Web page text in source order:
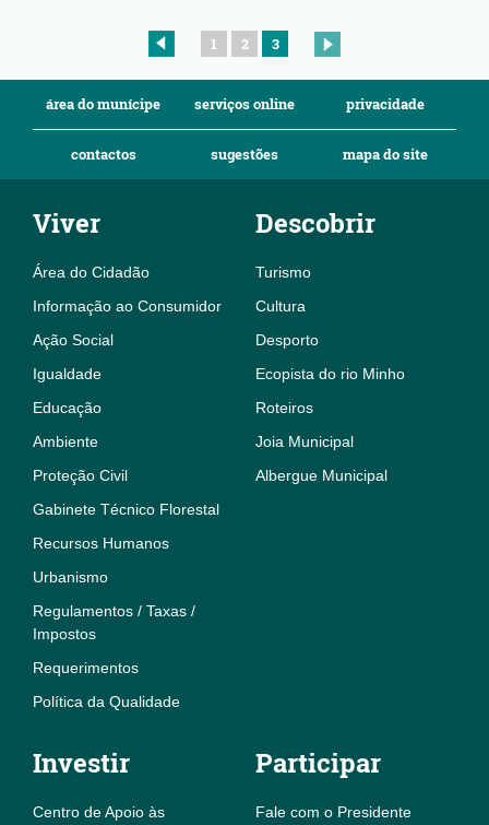
1 2 3
área do munícipe serviços online privacidade
contactos sugestões mapa do site
Viver
Área do Cidadão
Informação ao Consumidor
Ação Social
Igualdade
Educação
Ambiente
Proteção Civil
Gabinete Técnico Florestal
Recursos Humanos
Urbanismo
Regulamentos / Taxas /
Impostos
Requerimentos
Política da Qualidade
Descobrir
Turismo
Cultura
Desporto
Ecopista do rio Minho
Roteiros
Joia Municipal
Albergue Municipal
Investir
Centro de Apoio às
Participar
Fale com o Presidente